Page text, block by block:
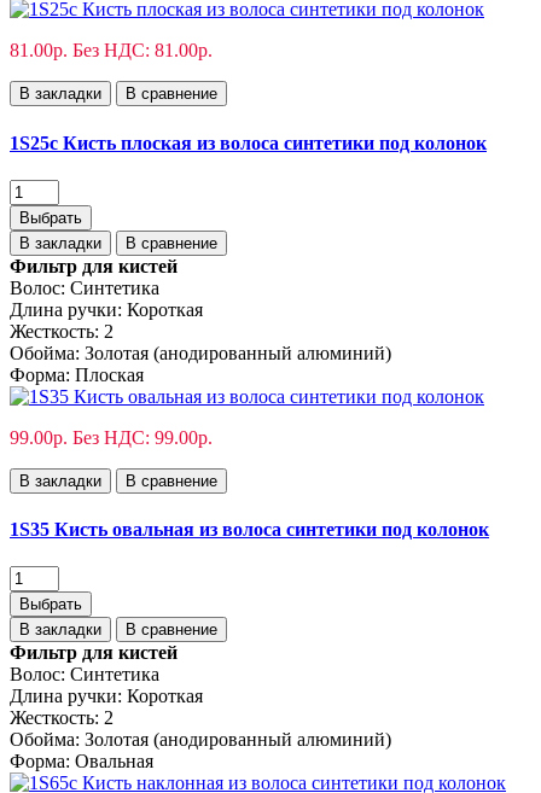
81.00р. Без НДС: 81.00р.
В закладки В сравнение
1S25с Кисть плоская из волоса синтетики под колонок
Выбрать
В закладки
В сравнение
Фильтр для кистей
Волос: Синтетика
Длина ручки: Короткая
Жесткость: 2
Обойма: Золотая (анодированный алюминий)
Форма: Плоская
99.00р. Без НДС: 99.00р.
В закладки В сравнение
1S35 Кисть овальная из волоса синтетики под колонок
Выбрать
В закладки
В сравнение
Фильтр для кистей
Волос: Синтетика
Длина ручки: Короткая
Жесткость: 2
Обойма: Золотая (анодированный алюминий)
Форма: Овальная